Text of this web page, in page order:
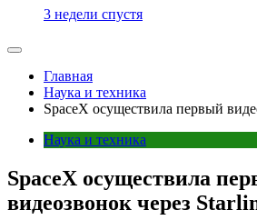
3 недели спустя
Главная
Наука и техника
SpaceX осуществила первый
Наука и техника
SpaceX осуществила
видеозвонок через